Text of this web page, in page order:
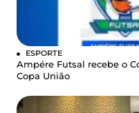
ESPORTE
Ampére Futsal recebe o
Copa União